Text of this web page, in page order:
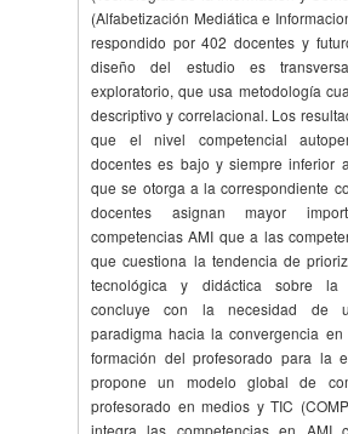
(Alfabetización Mediática e
respondido por 402 docentes y
diseño del estudio es
exploratorio, que usa metodología
descriptivo y correlacional. Los
que el nivel competencial
docentes es bajo y siempre inferior
que se otorga a la correspondiente
docentes asignan mayor
competencias AMI que a las
que cuestiona la tendencia de
tecnológica y didáctica sobre la
concluye con la necesidad de
paradigma hacia la convergencia
formación del profesorado para la
propone un modelo global de
profesorado en medios y TIC
integra las competencias en AMI